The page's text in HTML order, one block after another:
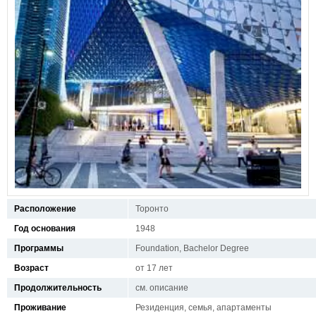
Расположение
Торонто
Год основания
1948
Программы
Foundation, Bachelor Degree
Возраст
от 17 лет
Продолжительность
см. описание
Проживание
Резиденция, семья, апартаменты